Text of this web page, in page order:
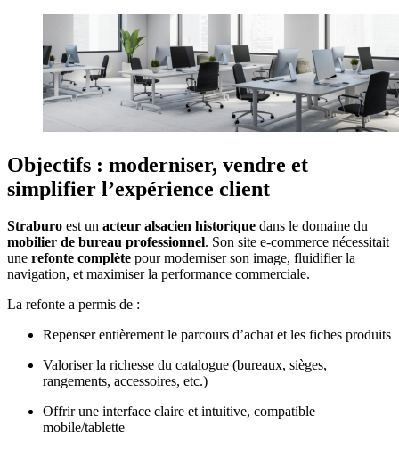
Objectifs : moderniser, vendre et
simplifier l’expérience client
Straburo est un acteur alsacien historique dans le domaine du
mobilier de bureau professionnel. Son site e-commerce nécessitait
une refonte complète pour moderniser son image, fluidifier la
navigation, et maximiser la performance commerciale.
La refonte a permis de :
Repenser entièrement le parcours d’achat et les fiches produits
Valoriser la richesse du catalogue (bureaux, sièges,
rangements, accessoires, etc.)
Offrir une interface claire et intuitive, compatible
mobile/tablette